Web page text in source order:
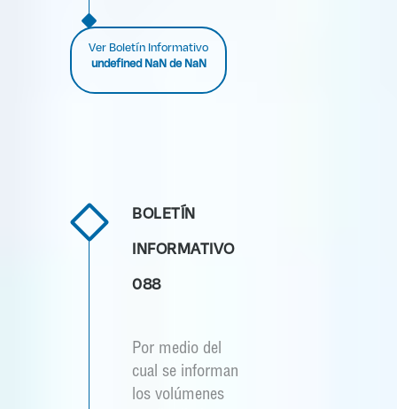
Ver Boletín Informativo
undefined NaN de NaN
BOLETÍN
INFORMATIVO
088
Por medio del
cual se informan
los volúmenes